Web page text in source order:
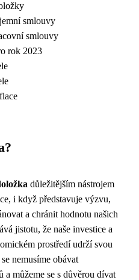
smlouvy
smlouvy
rok 2023
důležitějším nástrojem
i když představuje výzvu,
a chránit hodnotu našich
jistotu, že naše investice a
prostředí udrží svou
nemusíme obávat
a můžeme se s důvěrou dívat